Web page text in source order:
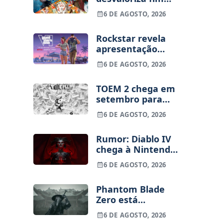
dos jogos físicos
na PlayStation
6 DE AGOSTO, 2026
Rockstar revela
apresentação
alargada de GTA
VI para 27 de
6 DE AGOSTO, 2026
TOEM 2 chega em
setembro para
PS5, Switch e PC
6 DE AGOSTO, 2026
Rumor: Diablo IV
chega à Nintendo
Switch 2 em
setembro e vai
um jogo novo
6 DE AGOSTO, 2026
Phantom Blade
Zero está
terminado, pré-
6 DE AGOSTO, 2026